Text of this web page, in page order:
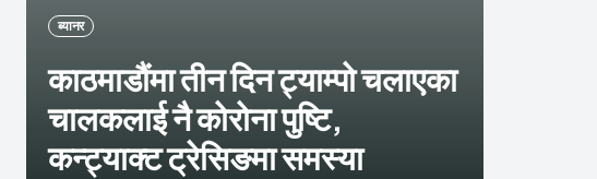
ब्यानर
काठमाडौंमा तीन दिन ट्याम्पो चलाएका
चालकलाई नै कोरोना पुष्टि,
कन्ट्याक्ट ट्रेसिङमा समस्या